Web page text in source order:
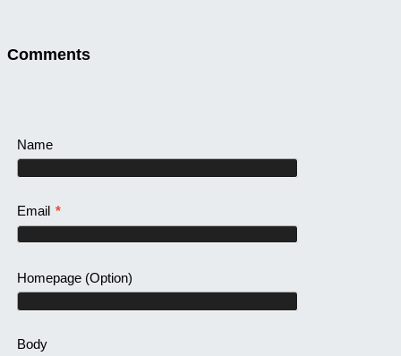
Comments
Name
Email *
Homepage(Option)
Body